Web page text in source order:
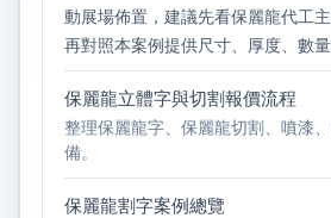
動展場佈置，建議先看保麗龍代工
再對照本案例提供尺寸、厚度、數量
保麗龍立體字與切割報價流程
整理保麗龍字、保麗龍切割、噴漆
備。
保麗龍割字案例總覽